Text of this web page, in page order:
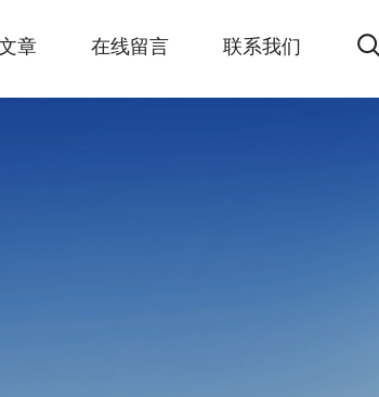
章 在线留言 联系我们